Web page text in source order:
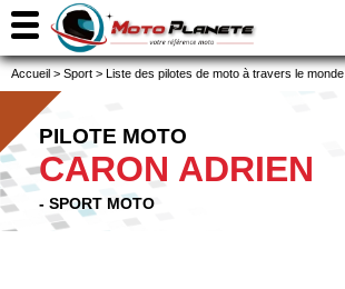
Accueil > Sport > Liste des pilotes de moto à travers le monde
PILOTE MOTO
CARON ADRIEN
- SPORT MOTO